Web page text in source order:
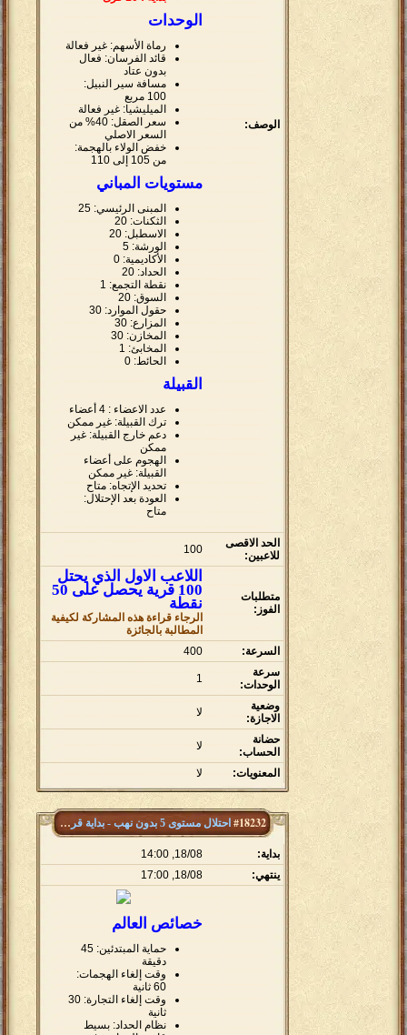
الوصف:
الوحدات
رماة الأسهم: غير فعالة
قائد الفرسان: فعال
بدون عتاد
مسافة سير النبيل:
100 مربع
الميليشيا: غير فعالة
سعر الصقل: 40% من
السعر الاصلي
خفض الولاء بالهجمة:
من 105 إلى 110
مستويات المباني
المبنى الرئيسي: 25
الثكنات: 20
الاسطبل: 20
الورشة: 5
الأكاديمية: 0
الحداد: 20
نقطة التجمع: 1
السوق: 20
حقول الموارد: 30
المزارع: 30
المخازن: 30
المخابئ: 1
الحائط: 0
القبيلة
عدد الاعضاء : 4 أعضاء
ترك القبيلة: غير ممكن
دعم خارج القبيلة: غير
ممكن
الهجوم على أعضاء
القبيلة: غير ممكن
تحديد الإتجاه: متاح
العودة بعد الإحتلال:
متاح
الحد الاقصى
للاعبين:
100
متطلبات
الفوز:
اللاعب الاول الذي يحتل
100 قرية يحصل على 50
نقطة
الرجاء قراءة هذه المشاركة لكيفية
المطالبة بالجائزة
السرعة:
400
سرعة
الوحدات:
1
وضعية
الاجازة:
لا
حضانة
الحساب:
لا
المعنويات: لا
#18232 احتلال مستوى 5 بدون نهب - بداية قريتين
بداية:
18/08, 14:00
ينتهي:
18/08, 17:00
خصائص العالم
حماية المبتدئين: 45
دقيقة
وقت إلغاء الهجمات:
60 ثانية
وقت إلغاء التجارة: 30
ثانية
نظام الحداد: بسيط